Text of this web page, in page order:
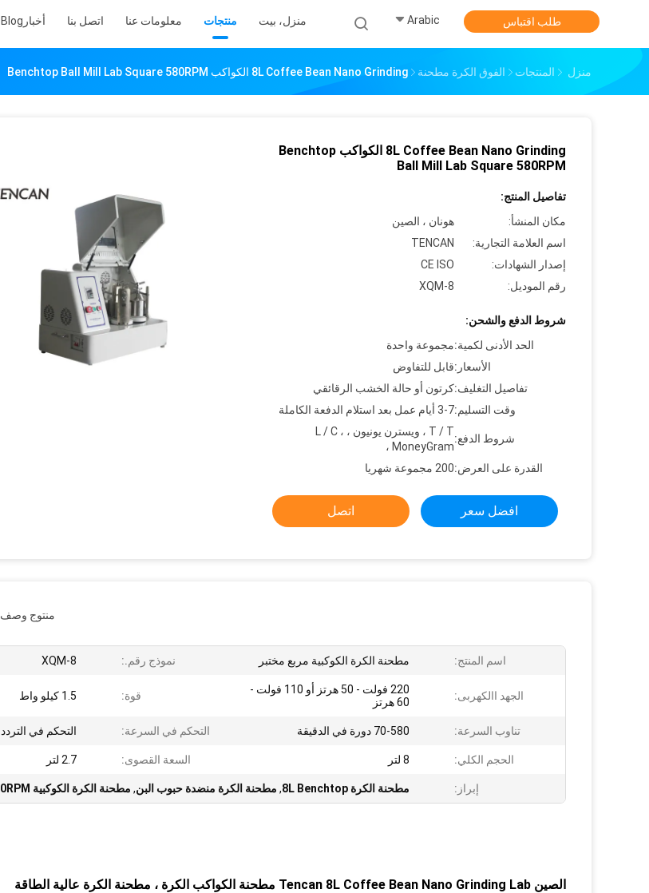
منزل، بيت منتجات معلومات عنا اتصل بنا أخبار Blog Arabic طلب اقتباس
منزل المنتجات الفوق الكرة مطحنة 8L Coffee Bean Nano Grinding الكواكب Benchtop Ball Mill Lab Square 580RPM
8L Coffee Bean Nano Grinding الكواكب Benchtop
Ball Mill Lab Square 580RPM
تفاصيل المنتج:
مكان المنشأ:
هونان ، الصين
اسم العلامة التجارية:
TENCAN
إصدار الشهادات:
CE ISO
رقم الموديل:
XQM-8
شروط الدفع والشحن:
الحد الأدنى لكمية:مجموعة واحدة
الأسعار:قابل للتفاوض
تفاصيل التغليف:كرتون أو حالة الخشب الرقائقي
وقت التسليم:3-7 أيام عمل بعد استلام الدفعة الكاملة
شروط الدفع:
T / T ، ويسترن يونيون ، L / C ،
MoneyGram ،
القدرة على العرض:200 مجموعة شهريا
افضل سعر اتصل
منتوج وصف
اسم المنتج: مطحنة الكرة الكوكبية مربع مختبر نموذج رقم.: XQM-8
الجهد االكهربى:
220 فولت - 50 هرتز أو 110 فولت -
60 هرتز
قوة: 1.5 كيلو واط
تناوب السرعة: 70-580 دورة في الدقيقة التحكم في السرعة: التحكم في التردد
الحجم الكلي: 8 لتر السعة القصوى: 2.7 لتر
إبراز: مطحنة الكرة 8L Benchtop , مطحنة الكرة منضدة حبوب البن, مطحنة الكرة الكوكبية 580RPM
الصين Tencan 8L Coffee Bean Nano Grinding Lab مطحنة الكواكب الكرة ، مطحنة الكرة عالية الطاقة